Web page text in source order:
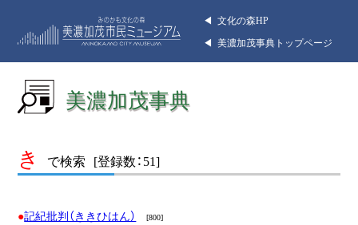
◀︎ 文化の森HP
◀︎ 美濃加茂事典トップページ
美濃加茂事典
き
で検索 [登録数：51]
記紀批判（ききひはん） [800]